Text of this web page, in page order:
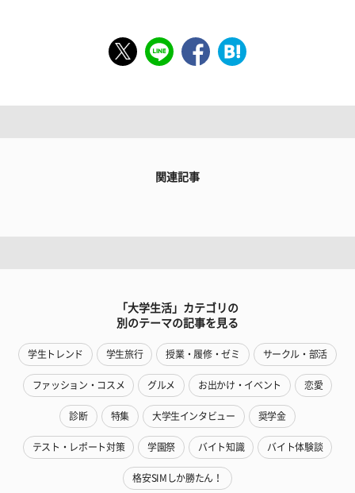
関連記事
「大学生活」カテゴリの
別のテーマの記事を見る
学生トレンド 学生旅行 授業・履修・ゼミ サークル・部活
ファッション・コスメ グルメ お出かけ・イベント 恋愛
診断 特集 大学生インタビュー 奨学金
テスト・レポート対策 学園祭 バイト知識 バイト体験談
格安SIMしか勝たん！